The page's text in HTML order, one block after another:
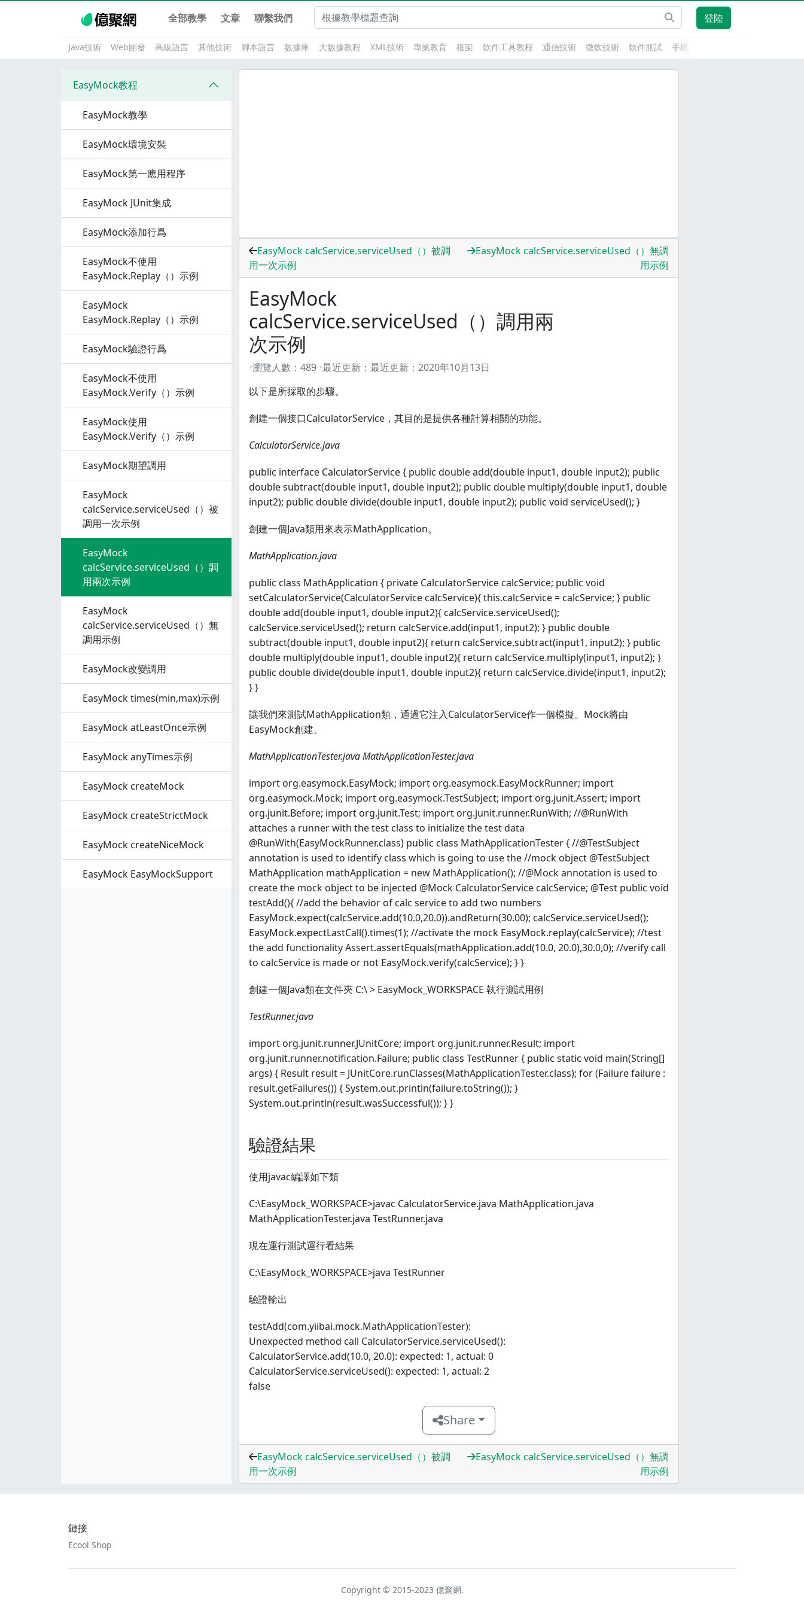
全部教學 文章 聯繫我們 登陸
Java技術 Web開發 高級語言 其他技術 腳本語言 數據庫 大數據教程 XML技術 專業教育 框架 軟件工具教程 通信技術 微軟技術 軟件測試 手機開發
EasyMock教程
EasyMock教學
EasyMock環境安裝
EasyMock第一應用程序
EasyMock JUnit集成
EasyMock添加行爲
EasyMock不使用
EasyMock.Replay（）示例
EasyMock
EasyMock.Replay（）示例
EasyMock驗證行爲
EasyMock不使用
EasyMock.Verify（）示例
EasyMock使用
EasyMock.Verify（）示例
EasyMock期望調用
EasyMock
calcService.serviceUsed（）被
調用一次示例
EasyMock
calcService.serviceUsed（）調
用兩次示例
EasyMock
calcService.serviceUsed（）無
調用示例
EasyMock改變調用
EasyMock times(min,max)示例
EasyMock atLeastOnce示例
EasyMock anyTimes示例
EasyMock createMock
EasyMock createStrictMock
EasyMock createNiceMock
EasyMock EasyMockSupport
EasyMock calcService.serviceUsed（）被調
用一次示例
EasyMock calcService.serviceUsed（）無調
用示例
EasyMock
calcService.serviceUsed（）調用兩
次示例
瀏覽人數： 489 最近更新： 最近更新： 2020年10月13日
以下是所採取的步驟。
創建一個接口CalculatorService，其目的是提供各種計算相關的功能。
CalculatorService.java
public interface CalculatorService { public double add(double input1, double input2); public
double subtract(double input1, double input2); public double multiply(double input1, double
input2); public double divide(double input1, double input2); public void serviceUsed(); }
創建一個Java類用來表示MathApplication。
MathApplication.java
public class MathApplication { private CalculatorService calcService; public void
setCalculatorService(CalculatorService calcService){ this.calcService = calcService; } public
double add(double input1, double input2){ calcService.serviceUsed();
calcService.serviceUsed(); return calcService.add(input1, input2); } public double
subtract(double input1, double input2){ return calcService.subtract(input1, input2); } public
double multiply(double input1, double input2){ return calcService.multiply(input1, input2); }
public double divide(double input1, double input2){ return calcService.divide(input1, input2);
} }
讓我們來測試MathApplication類，通過它注入CalculatorService作一個模擬。Mock將由
EasyMock創建。
MathApplicationTester.javaMathApplicationTester.java
import org.easymock.EasyMock; import org.easymock.EasyMockRunner; import
org.easymock.Mock; import org.easymock.TestSubject; import org.junit.Assert; import
org.junit.Before; import org.junit.Test; import org.junit.runner.RunWith; //@RunWith
attaches a runner with the test class to initialize the test data
@RunWith(EasyMockRunner.class) public class MathApplicationTester { //@TestSubject
annotation is used to identify class which is going to use the //mock object @TestSubject
MathApplication mathApplication = new MathApplication(); //@Mock annotation is used to
create the mock object to be injected @Mock CalculatorService calcService; @Test public void
testAdd(){ //add the behavior of calc service to add two numbers
EasyMock.expect(calcService.add(10.0,20.0)).andReturn(30.00); calcService.serviceUsed();
EasyMock.expectLastCall().times(1); //activate the mock EasyMock.replay(calcService); //test
the add functionality Assert.assertEquals(mathApplication.add(10.0, 20.0),30.0,0); //verify call
to calcService is made or not EasyMock.verify(calcService); } }
創建一個Java類在文件夾 C:\ > EasyMock_WORKSPACE 執行測試用例
TestRunner.java
import org.junit.runner.JUnitCore; import org.junit.runner.Result; import
org.junit.runner.notification.Failure; public class TestRunner { public static void main(String[]
args) { Result result = JUnitCore.runClasses(MathApplicationTester.class); for (Failure failure :
result.getFailures()) { System.out.println(failure.toString()); }
System.out.println(result.wasSuccessful()); } }
驗證結果
使用javac編譯如下類
C:\EasyMock_WORKSPACE>javac CalculatorService.java MathApplication.java
MathApplicationTester.java TestRunner.java
現在運行測試運行看結果
C:\EasyMock_WORKSPACE>java TestRunner
驗證輸出
testAdd(com.yiibai.mock.MathApplicationTester):
Unexpected method call CalculatorService.serviceUsed():
CalculatorService.add(10.0, 20.0): expected: 1, actual: 0
CalculatorService.serviceUsed(): expected: 1, actual: 2
false
Share
EasyMock calcService.serviceUsed（）被調
用一次示例
EasyMock calcService.serviceUsed（）無調
用示例
鏈接
Ecool Shop
Copyright © 2015-2023 億聚網.